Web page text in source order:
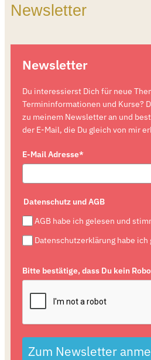
Newsletter
Newsletter
Du interessierst Dich für neue
Termininformationen und Kurse?
zu meinem Newsletter an und
der E-Mail, die Du gleich von mir
E-Mail Adresse*
Datenschutz und AGB
AGB habe ich gelesen und
Datenschutzerklärung habe
Bitte bestätige, dass Du kein
Zum Newsletter